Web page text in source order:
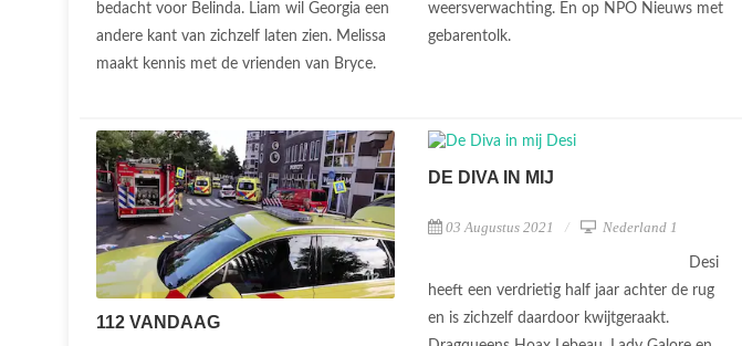
bedacht voor Belinda. Liam wil Georgia een
andere kant van zichzelf laten zien. Melissa
maakt kennis met de vrienden van Bryce.
weersverwachting. En op NPO Nieuws met
gebarentolk.
112 VANDAAG
DE DIVA IN MIJ
03 Augustus 2021 Nederland 1
Desi
heeft een verdrietig half jaar achter de rug
en is zichzelf daardoor kwijtgeraakt.